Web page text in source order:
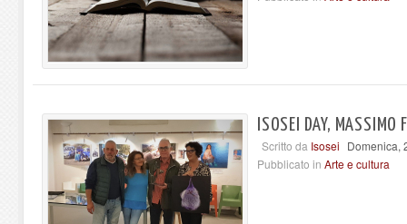
ISOSEI DAY,
Scritto da Isosei Domenica,
Pubblicato in Arte e cultura